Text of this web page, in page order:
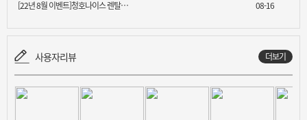
[22년 8월 이벤트]청호나이스 렌탈…
08-16
사용자리뷰 더보기